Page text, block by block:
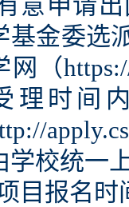
基金委选
网（
理时间
学校统一
目报名时